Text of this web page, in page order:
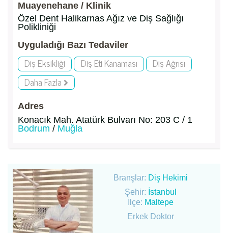
Muayenehane / Klinik
Özel Dent Halikarnas Ağız ve Diş Sağlığı
Polikliniği
Uyguladığı Bazı Tedaviler
Diş Eksikliği Diş Eti Kanaması
Diş Ağrısı
Daha Fazla
Adres
Konacık Mah. Atatürk Bulvarı No: 203 C / 1
Bodrum / Muğla
Branşlar: Diş Hekimi
Şehir: İstanbul
İlçe: Maltepe
Erkek Doktor